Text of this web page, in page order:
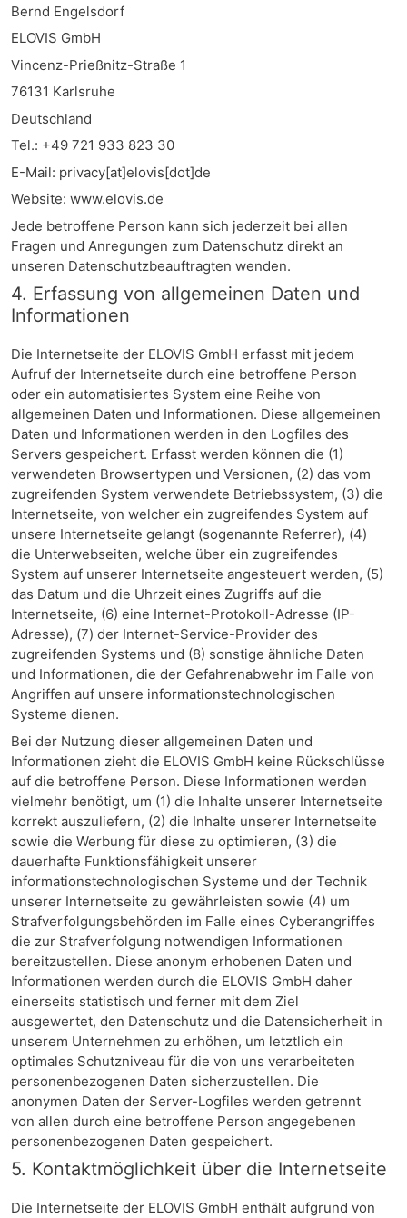
Bernd Engelsdorf
ELOVIS GmbH
Vincenz-Prießnitz-Straße 1
76131 Karlsruhe
Deutschland
Tel.: +49 721 933 823 30
E-Mail: privacy[at]elovis[dot]de
Website: www.elovis.de
Jede betroffene Person kann sich jederzeit bei allen
Fragen und Anregungen zum Datenschutz direkt an
unseren Datenschutzbeauftragten wenden.
4. Erfassung von allgemeinen Daten und
Informationen
Die Internetseite der ELOVIS GmbH erfasst mit jedem
Aufruf der Internetseite durch eine betroffene Person
oder ein automatisiertes System eine Reihe von
allgemeinen Daten und Informationen. Diese allgemeinen
Daten und Informationen werden in den Logfiles des
Servers gespeichert. Erfasst werden können die (1)
verwendeten Browsertypen und Versionen, (2) das vom
zugreifenden System verwendete Betriebssystem, (3) die
Internetseite, von welcher ein zugreifendes System auf
unsere Internetseite gelangt (sogenannte Referrer), (4)
die Unterwebseiten, welche über ein zugreifendes
System auf unserer Internetseite angesteuert werden, (5)
das Datum und die Uhrzeit eines Zugriffs auf die
Internetseite, (6) eine Internet-Protokoll-Adresse (IP-
Adresse), (7) der Internet-Service-Provider des
zugreifenden Systems und (8) sonstige ähnliche Daten
und Informationen, die der Gefahrenabwehr im Falle von
Angriffen auf unsere informationstechnologischen
Systeme dienen.
Bei der Nutzung dieser allgemeinen Daten und
Informationen zieht die ELOVIS GmbH keine Rückschlüsse
auf die betroffene Person. Diese Informationen werden
vielmehr benötigt, um (1) die Inhalte unserer Internetseite
korrekt auszuliefern, (2) die Inhalte unserer Internetseite
sowie die Werbung für diese zu optimieren, (3) die
dauerhafte Funktionsfähigkeit unserer
informationstechnologischen Systeme und der Technik
unserer Internetseite zu gewährleisten sowie (4) um
Strafverfolgungsbehörden im Falle eines Cyberangriffes
die zur Strafverfolgung notwendigen Informationen
bereitzustellen. Diese anonym erhobenen Daten und
Informationen werden durch die ELOVIS GmbH daher
einerseits statistisch und ferner mit dem Ziel
ausgewertet, den Datenschutz und die Datensicherheit in
unserem Unternehmen zu erhöhen, um letztlich ein
optimales Schutzniveau für die von uns verarbeiteten
personenbezogenen Daten sicherzustellen. Die
anonymen Daten der Server-Logfiles werden getrennt
von allen durch eine betroffene Person angegebenen
personenbezogenen Daten gespeichert.
5. Kontaktmöglichkeit über die Internetseite
Die Internetseite der ELOVIS GmbH enthält aufgrund von